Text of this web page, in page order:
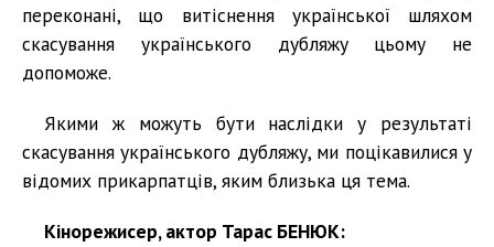
переконані, що витіснення української шляхом
скасування українського дубляжу цьому не
допоможе.
Якими ж можуть бути наслідки у результаті
скасування українського дубляжу, ми поцікавилися у
відомих прикарпатців, яким близька ця тема.
Кінорежисер, актор Тарас БЕНЮК: